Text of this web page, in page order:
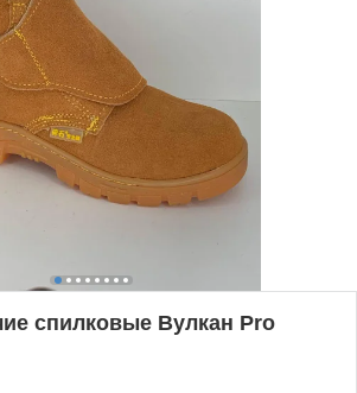
спилковые Вулкан Pro